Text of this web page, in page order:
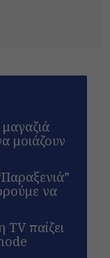
μοιάζουν
να
παίζει